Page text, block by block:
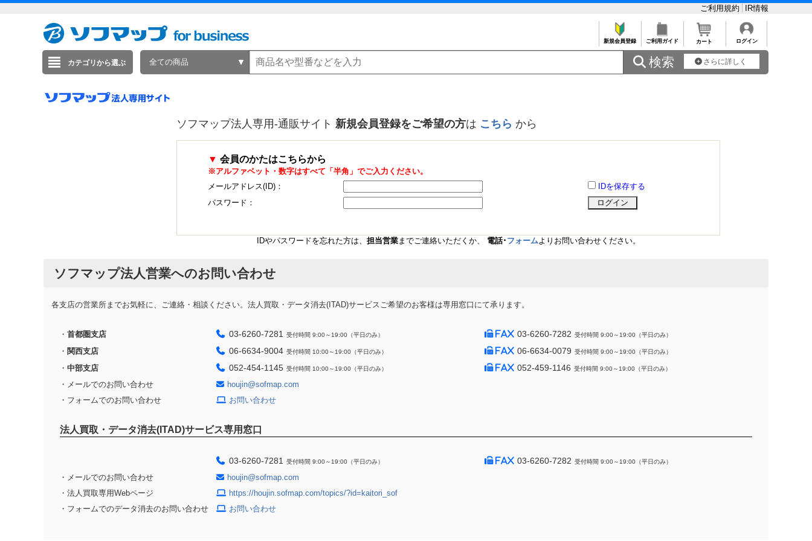
ご利用規約 IR情報
新規会員登録 ご利用ガイド カート ログイン
カテゴリから選ぶ 全ての商品  検索 さらに詳しく
ソフマップ法人専用-通販サイト 新規会員登録をご希望の方は こちら から
▼ 会員のかたはこちらから
※アルファベット・数字はすべて「半角」でご入力ください。
メールアドレス(ID)：
IDを保存する
パスワード：
IDやパスワードを忘れた方は、 担当営業までご連絡いただくか、 電話･ フォームよりお問い合わせください。
ソフマップ法人営業へのお問い合わせ
各支店の営業所までお気軽に、ご連絡・相談ください。法人買取・データ消去(ITAD)サービスご希望のお客様は専用窓口にて承ります。
・ 首都圏支店 03-6260-7281 受付時間 9:00～19:00（平日のみ） 03-6260-7282 受付時間 9:00～19:00（平日のみ）
・ 関西支店 06-6634-9004 受付時間 10:00～19:00（平日のみ） 06-6634-0079 受付時間 9:00～19:00（平日のみ）
・ 中部支店 052-454-1145 受付時間 10:00～19:00（平日のみ） 052-459-1146 受付時間 9:00～19:00（平日のみ）
・メールでのお問い合わせ
houjin@sofmap.com
・フォームでのお問い合わせ
お問い合わせ
法人買取・データ消去(ITAD)サービス専用窓口
03-6260-7281 受付時間 9:00～19:00（平日のみ） 03-6260-7282 受付時間 9:00～19:00（平日のみ）
・メールでのお問い合わせ
houjin@sofmap.com
・法人買取専用Webページ
https://houjin.sofmap.com/topics/?id=kaitori_sof
・フォームでのデータ消去のお問い合わせ
お問い合わせ